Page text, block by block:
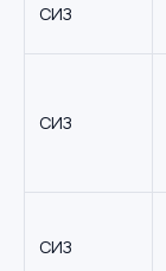
СИЗ
СИЗ
СИЗ